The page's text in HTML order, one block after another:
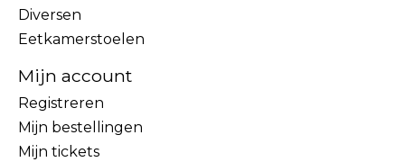
Diversen
Eetkamerstoelen
Mijn account
Registreren
Mijn bestellingen
Mijn tickets